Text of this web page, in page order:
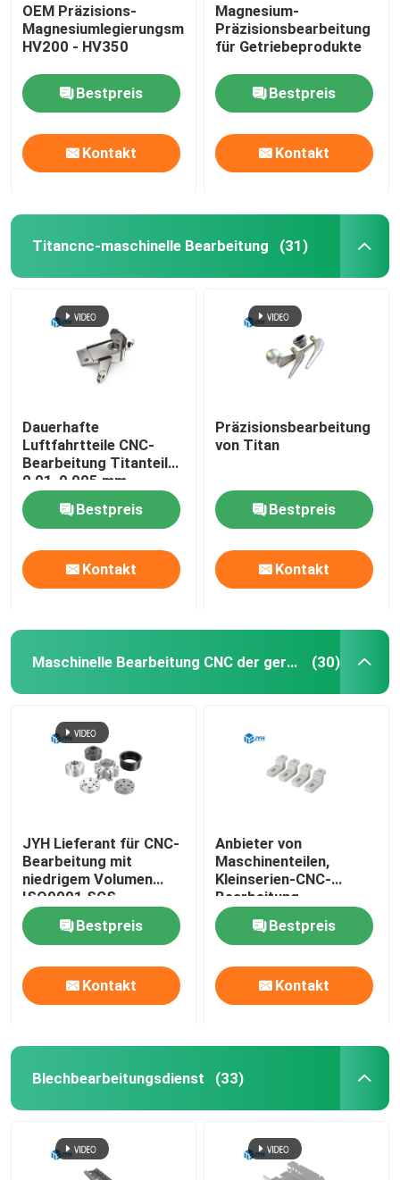
OEM Präzisions-
Magnesiumlegierungsmaschinenfabrik
HV200 - HV350
Bestpreis
Kontakt
Magnesium-
Präzisionsbearbeitung
für Getriebeprodukte
Bestpreis
Kontakt
Titancnc-maschinelle Bearbeitung (31)
Dauerhafte
Luftfahrtteile CNC-
Bearbeitung Titanteile
0,01-0,005 mm
Toleranz
Bestpreis
Kontakt
Präzisionsbearbeitung
von Titan
Bestpreis
Kontakt
Maschinelle Bearbeitung CNC der geringen Lautstärke (30)
JYH Lieferant für CNC-
Bearbeitung mit
niedrigem Volumen
ISO9001 SGS
Zertifikat
Bestpreis
Kontakt
Anbieter von
Maschinenteilen,
Kleinserien-CNC-
Bearbeitung
Bestpreis
Kontakt
Blechbearbeitungsdienst (33)